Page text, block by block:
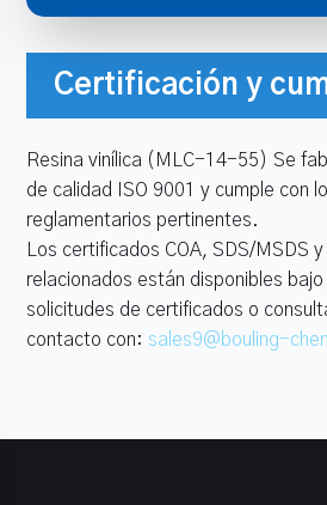
Certificación y
Resina vinílica (MLC-14-55) Se
de calidad ISO 9001 y cumple con
reglamentarios pertinentes.
Los certificados COA, SDS/MSDS
relacionados están disponibles
solicitudes de certificados o
contacto con: sales9@bouling-